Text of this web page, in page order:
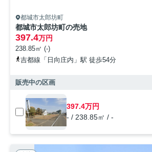
都城市太郎坊町
都城市太郎坊町の売地
397.4万円
238.85㎡ (-)
吉都線「日向庄内」駅 徒歩54分
販売中の区画
397.4万円
- / 238.85㎡ / -